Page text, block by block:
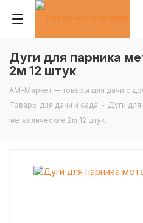
Дуги для парника
2м 12 штук
АМ-Маркет — товары для дачи с
Товары для дачи и сада - Дуги для
металлические 2м 12 штук